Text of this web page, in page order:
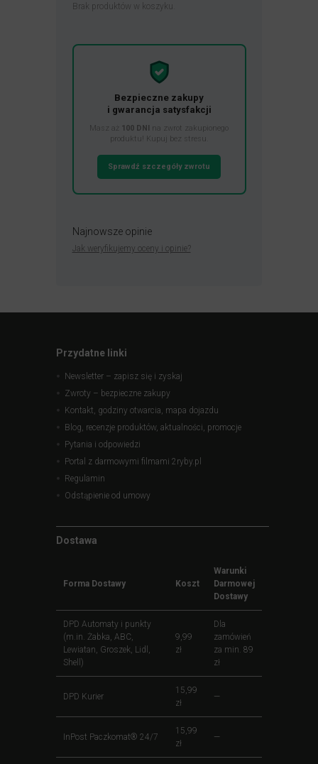
Brak produktów w koszyku.
Bezpieczne zakupy
i gwarancja satysfakcji
Masz aż 100 DNI na zwrot zakupionego
produktu! Kupuj bez stresu.
Sprawdź szczegóły zwrotu
Najnowsze opinie
Jak weryfikujemy oceny i opinie?
Przydatne linki
Newsletter – zapisz się i zyskaj
Zwroty – bezpieczne zakupy
Kontakt, godziny otwarcia, mapa dojazdu
Blog, recenzje produktów, aktualności, promocje
Pytania i odpowiedzi
Portal z darmowymi filmami 2ryby.pl
Regulamin
Odstąpienie od umowy
Dostawa
Forma Dostawy Koszt
Warunki
Darmowej
Dostawy
DPD Automaty i punkty
(m.in. Żabka, ABC,
Lewiatan, Groszek, Lidl,
Shell)
9,99
zł
Dla
zamówień
za min. 89
zł
DPD Kurier
15,99
zł
—
InPost Paczkomat® 24/7
15,99
zł
—